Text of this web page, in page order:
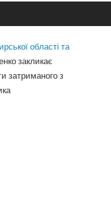
області та
закликає
затриманого з